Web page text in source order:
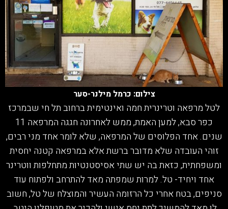
צילום: כרמל מילנר-סער
לטל מרפאה וטרינרית חמה ואינטימית ברחוב תל חי שבמרכז
כפר סבא, למען האמת, ממש לאחרונה חגגה המרפאה 11
שנים. אחד הפלוסים של המרפאה, שלא לומר אחד מני רבים,
זוהי העובדה שלא מדובר ברשת אלא במרפאה קטנה יחסית
ומשפחתית, כזאת בה יש שתי אסיסטנטיות מתחלפות ווטרינר
אחד ויחיד- טל. למרות שמפתה מאד להתרחב ולפתוח עוד
סניפים, בטח אחרי כל הרזומה העשיר והמוצלח של טל, חשוב